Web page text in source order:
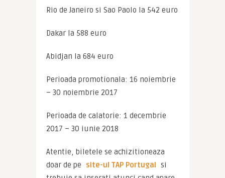
Rio de Janeiro si Sao Paolo la 542 euro
Dakar la 588 euro
Abidjan la 684 euro
Perioada promotionala: 16 noiembrie
– 30 noiembrie 2017
Perioada de calatorie: 1 decembrie
2017 – 30 iunie 2018
Atentie, biletele se achizitioneaza
doar de pe
site-ul TAP Portugal si